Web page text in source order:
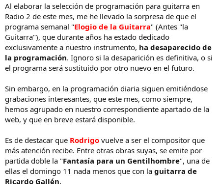
Al elaborar la selección de programación para guitarra en
Radio 2 de este mes, me he llevado la sorpresa de que el
programa semanal "Elogio de la Guitarra" (Antes "la
Guitarra"), que durante años ha estado dedicado
exclusivamente a nuestro instrumento, ha desaparecido de
la programación. Ignoro si la desaparición es definitiva, o si
el programa será sustituido por otro nuevo en el futuro.
Sin embargo, en la programación diaria siguen emitiéndose
grabaciones interesantes, que este mes, como siempre,
hemos agrupado en nuestro correspondiente apartado de la
web, y que en breve estará disponible.
Es de destacar que Rodrigo vuelve a ser el compositor que
más atención recibe. Entre otras obras suyas, se emite por
partida doble la "Fantasía para un Gentilhombre", una de
ellas el domingo 11 nada menos que con la guitarra de
Ricardo Gallén.